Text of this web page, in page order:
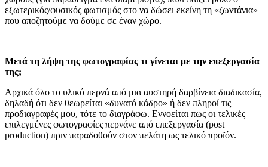
εξωτερικός/φυσικός φωτισμός στο να δώσει εκείνη τη «ζωντάνια»
που αποζητούμε να δούμε σε έναν χώρο.
Μετά τη λήψη της φωτογραφίας τι γίνεται με την επεξεργασία
της;
Αρχικά όλο το υλικό περνά από μια αυστηρή δαρβίνεια διαδικασία,
δηλαδή ότι δεν θεωρείται «δυνατό κάδρο» ή δεν πληροί τις
προδιαγραφές μου, τότε το διαγράφω. Εννοείται πως οι τελικές
επιλεγμένες φωτογραφίες περνάνε από επεξεργασία (post
production) πριν παραδοθούν στον πελάτη ως τελικό προϊόν.